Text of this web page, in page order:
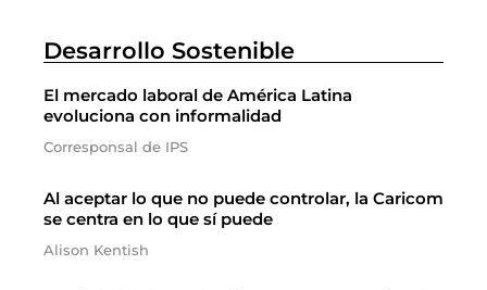
Desarrollo Sostenible
El mercado laboral de América Latina
evoluciona con informalidad
Corresponsal de IPS
Al aceptar lo que no puede controlar, la Caricom
se centra en lo que sí puede
Alison Kentish